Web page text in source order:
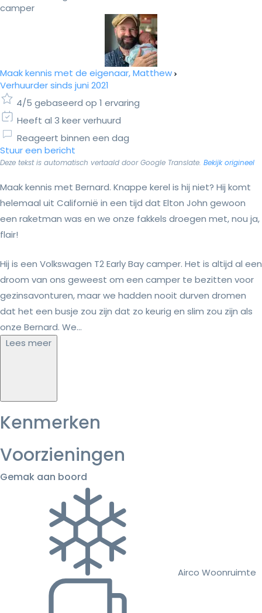
camper
Maak kennis met de eigenaar, Matthew
Verhuurder sinds juni 2021
4/5 gebaseerd op 1 ervaring
Heeft al 3 keer verhuurd
Reageert binnen een dag
Stuur een bericht
Deze tekst is automatisch vertaald door Google Translate. Bekijk origineel
Maak kennis met Bernard. Knappe kerel is hij niet? Hij komt
helemaal uit Californië in een tijd dat Elton John gewoon
een raketman was en we onze fakkels droegen met, nou ja,
flair!
Hij is een Volkswagen T2 Early Bay camper. Het is altijd al een
droom van ons geweest om een camper te bezitten voor
gezinsavonturen, maar we hadden nooit durven dromen
dat het een busje zou zijn dat zo keurig en slim zou zijn als
onze Bernard. We...
Lees meer
Kenmerken
Voorzieningen
Gemak aan boord
Airco Woonruimte